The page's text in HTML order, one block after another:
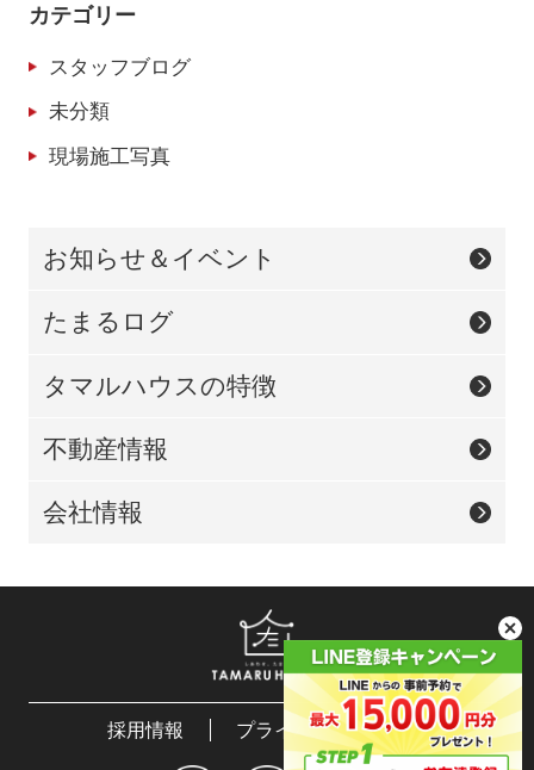
カテゴリー
スタッフブログ
未分類
現場施工写真
お知らせ＆イベント
たまるログ
タマルハウスの特徴
不動産情報
会社情報
採用情報 プライバシーポリシー